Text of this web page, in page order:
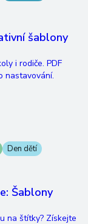
šablony
i rodiče. PDF
nastavování.
Den dětí
Šablony
na štítky? Získejte